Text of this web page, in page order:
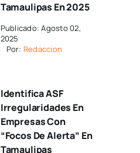
Tamaulipas En 2025
Publicado: Agosto 02,
2025
Por: Redaccion
Identifica ASF
Irregularidades En
Empresas Con
“focos De Alerta” En
Tamaulipas